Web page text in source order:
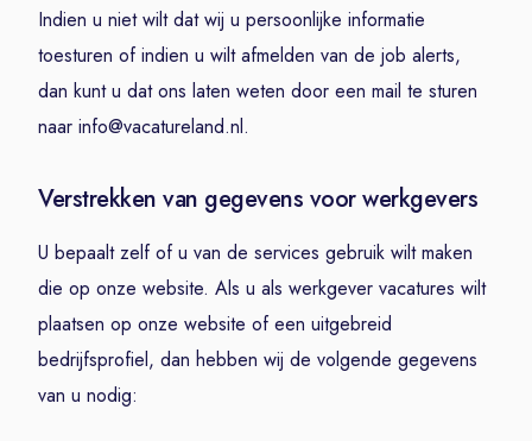
Indien u niet wilt dat wij u persoonlijke informatie
toesturen of indien u wilt afmelden van de job alerts,
dan kunt u dat ons laten weten door een mail te sturen
naar info@vacatureland.nl.
Verstrekken van gegevens voor werkgevers
U bepaalt zelf of u van de services gebruik wilt maken
die op onze website. Als u als werkgever vacatures wilt
plaatsen op onze website of een uitgebreid
bedrijfsprofiel, dan hebben wij de volgende gegevens
van u nodig: